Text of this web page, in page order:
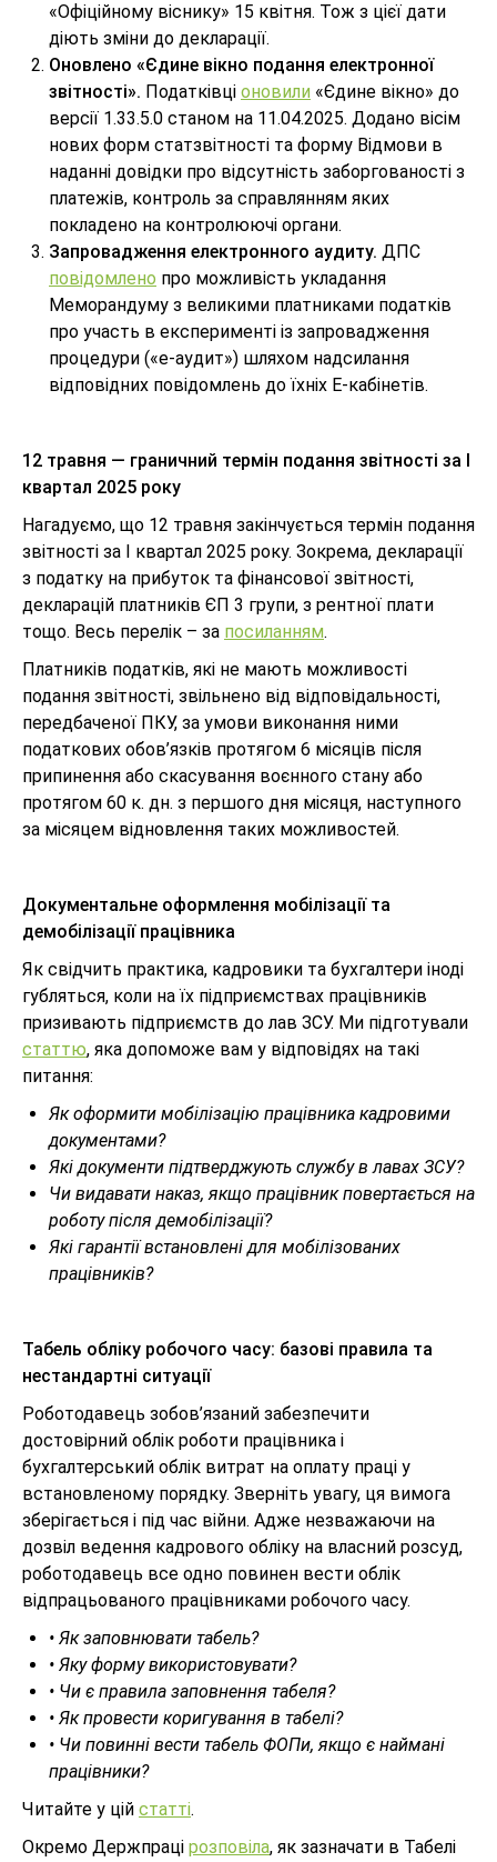
«Офіційному віснику» 15 квітня. Тож з цієї дати
діють зміни до декларації.
Оновлено «Єдине вікно подання електронної
звітності». Податківці оновили «Єдине вікно» до
версії 1.33.5.0 станом на 11.04.2025. Додано вісім
нових форм статзвітності та форму Відмови в
наданні довідки про відсутність заборгованості з
платежів, контроль за справлянням яких
покладено на контролюючі органи.
Запровадження електронного аудиту. ДПС
повідомлено про можливість укладання
Меморандуму з великими платниками податків
про участь в експерименті із запровадження
процедури («е-аудит») шляхом надсилання
відповідних повідомлень до їхніх Е-кабінетів.
12 травня — граничний термін подання звітності за I
квартал 2025 року
Нагадуємо, що 12 травня закінчується термін подання
звітності за I квартал 2025 року. Зокрема, декларації
з податку на прибуток та фінансової звітності,
декларацій платників ЄП 3 групи, з рентної плати
тощо. Весь перелік – за посиланням.
Платників податків, які не мають можливості
подання звітності, звільнено від відповідальності,
передбаченої ПКУ, за умови виконання ними
податкових обов’язків протягом 6 місяців після
припинення або скасування воєнного стану або
протягом 60 к. дн. з першого дня місяця, наступного
за місяцем відновлення таких можливостей.
Документальне оформлення мобілізації та
демобілізації працівника
Як свідчить практика, кадровики та бухгалтери іноді
губляться, коли на їх підприємствах працівників
призивають підприємств до лав ЗСУ. Ми підготували
статтю, яка допоможе вам у відповідях на такі
питання:
Як оформити мобілізацію працівника кадровими
документами?
Які документи підтверджують службу в лавах ЗСУ?
Чи видавати наказ, якщо працівник повертається на
роботу після демобілізації?
Які гарантії встановлені для мобілізованих
працівників?
Табель обліку робочого часу: базові правила та
нестандартні ситуації
Роботодавець зобов’язаний забезпечити
достовірний облік роботи працівника і
бухгалтерський облік витрат на оплату праці у
встановленому порядку. Зверніть увагу, ця вимога
зберігається і під час війни. Адже незважаючи на
дозвіл ведення кадрового обліку на власний розсуд,
роботодавець все одно повинен вести облік
відпрацьованого працівниками робочого часу.
• Як заповнювати табель?
• Яку форму використовувати?
• Чи є правила заповнення табеля?
• Як провести коригування в табелі?
• Чи повинні вести табель ФОПи, якщо є наймані
працівники?
Читайте у цій статті.
Окремо Держпраці розповіла, як зазначати в Табелі